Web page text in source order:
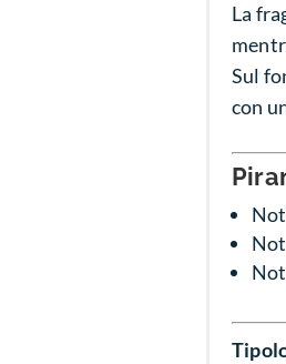
La
Sul
con